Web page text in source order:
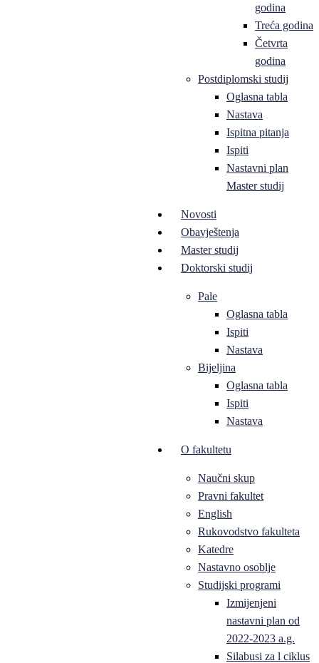
godina
Treća godina
Četvrta
godina
Postdiplomski studij
Oglasna tabla
Nastava
Ispitna pitanja
Ispiti
Nastavni plan
Master studij
Novosti
Obavještenja
Master studij
Doktorski studij
Pale
Oglasna tabla
Ispiti
Nastava
Bijeljina
Oglasna tabla
Ispiti
Nastava
O fakultetu
Naučni skup
Pravni fakultet
English
Rukovodstvo fakulteta
Katedre
Nastavno osoblje
Studijski programi
Izmijenjeni
nastavni plan od
2022-2023 a.g.
Silabusi za l ciklus